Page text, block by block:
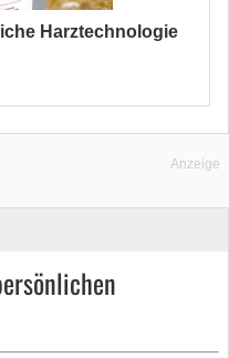
Harztechnologie
Anzeige